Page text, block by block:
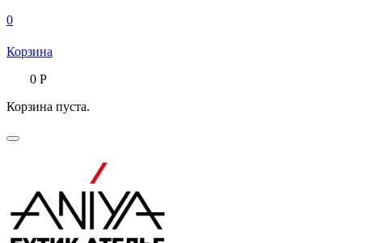
0
Корзина
0Р
Корзина пуста.